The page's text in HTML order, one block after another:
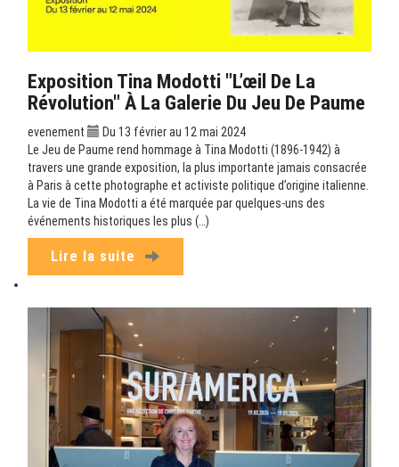
Exposition Tina Modotti "L’œil De La
Révolution" À La Galerie Du Jeu De Paume
evenement
Du 13 février au 12 mai 2024
Le Jeu de Paume rend hommage à Tina Modotti (1896-1942) à
travers une grande exposition, la plus importante jamais consacrée
à Paris à cette photographe et activiste politique d’origine italienne.
La vie de Tina Modotti a été marquée par quelques-uns des
événements historiques les plus (…)
Lire la suite